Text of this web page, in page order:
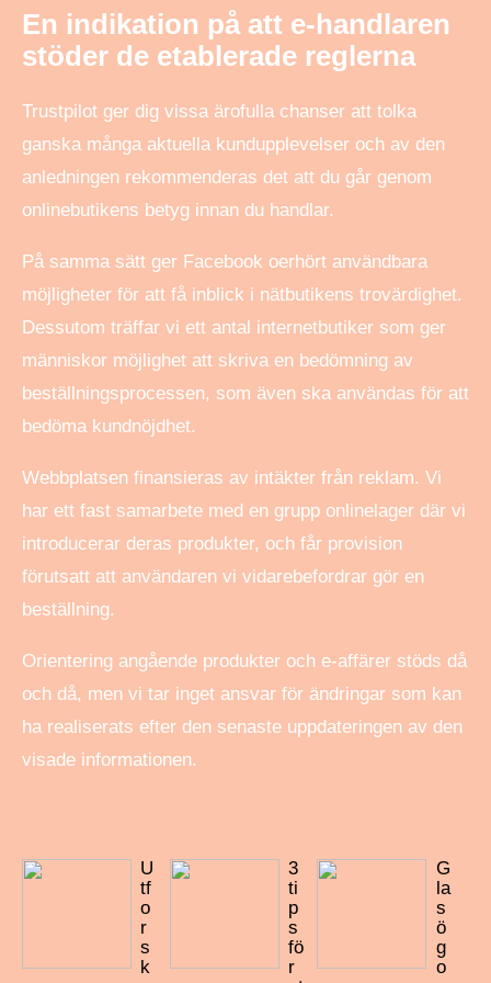
En indikation på att e-handlaren
stöder de etablerade reglerna
Trustpilot ger dig vissa ärofulla chanser att tolka
ganska många aktuella kundupplevelser och av den
anledningen rekommenderas det att du går genom
onlinebutikens betyg innan du handlar.
På samma sätt ger Facebook oerhört användbara
möjligheter för att få inblick i nätbutikens trovärdighet.
Dessutom träffar vi ett antal internetbutiker som ger
människor möjlighet att skriva en bedömning av
beställningsprocessen, som även ska användas för att
bedöma kundnöjdhet.
Webbplatsen finansieras av intäkter från reklam. Vi
har ett fast samarbete med en grupp onlinelager där vi
introducerar deras produkter, och får provision
förutsatt att användaren vi vidarebefordrar gör en
beställning.
Orientering angående produkter och e-affärer stöds då
och då, men vi tar inget ansvar för ändringar som kan
ha realiserats efter den senaste uppdateringen av den
visade informationen.
U
tf
o
r
s
k
3
ti
p
s
fö
r
G
la
s
ö
g
o